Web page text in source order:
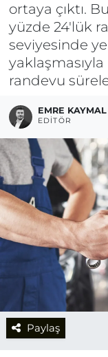
ortaya çıktı.
yüzde 24'lük
seviyesinde
randevu
EMRE KAYMAL
EDITÖR
Paylaş